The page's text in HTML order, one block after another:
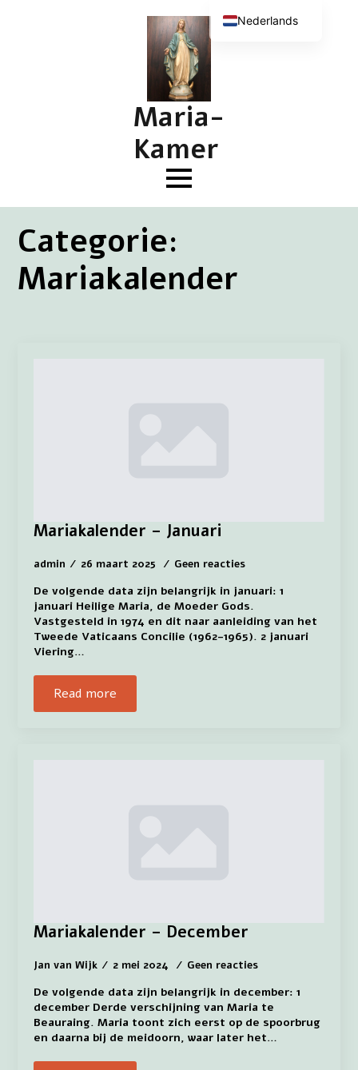
Maria-
Kamer
Categorie:
Mariakalender
Mariakalender – Januari
admin 26 maart 2025 Geen reacties
De volgende data zijn belangrijk in januari: 1
januari Heilige Maria, de Moeder Gods.
Vastgesteld in 1974 en dit naar aanleiding van het
Tweede Vaticaans Concilie (1962-1965). 2 januari
Viering…
Read more
Mariakalender – December
Jan van Wijk 2 mei 2024 Geen reacties
De volgende data zijn belangrijk in december: 1
december Derde verschijning van Maria te
Beauraing. Maria toont zich eerst op de spoorbrug
en daarna bij de meidoorn, waar later het…
Nederlands